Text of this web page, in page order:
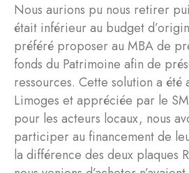
Nous aurions pu nous retirer
était inférieur au budget
préféré proposer au MBA de
fonds du Patrimoine afin de
ressources. Cette solution a
Limoges et appréciée par le
pour les acteurs locaux, nous
participer au financement de
la différence des deux plaques